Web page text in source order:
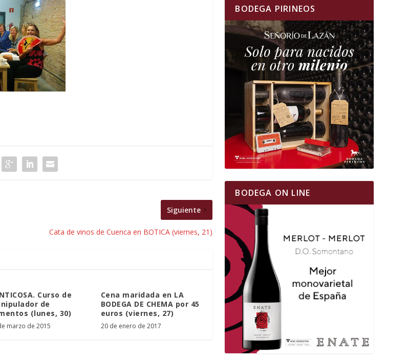
Siguiente
Cata de vinos de Cuenca en BOTICA (viernes, 21)
Curso de
de
(lunes, 30)
marzo de 2015
Cena maridada en LA
BODEGA DE CHEMA por 45
euros (viernes, 27)
20 de enero de 2017
BODEGA PIRINEOS
BODEGA ON LINE